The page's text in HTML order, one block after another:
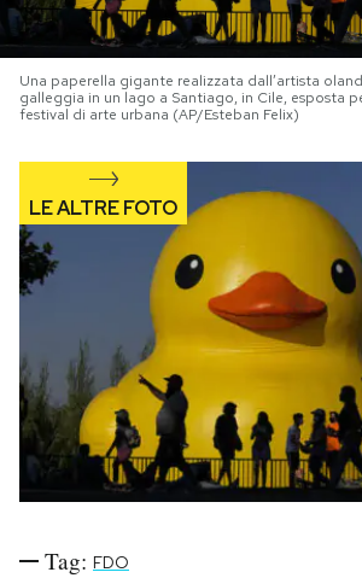
I MIEI PREFERITI
SHOP
AREA PERSONALE
Area Personale
Newsletter
Notifiche mobile
Regala il Post
Hai bisogno di aiuto?
Una paperella gigante realizzata dall’artista
galleggia in un lago a Santiago, in Cile, esposta
festival di arte urbana (AP/Esteban Felix)
Tag: FDO